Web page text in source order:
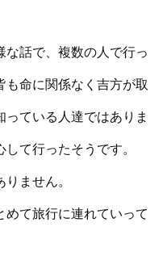
話で、複数の人で行っ
命に関係なく吉方が取
ている人達ではありま
て行ったそうです。
ません。
て旅行に連れていって